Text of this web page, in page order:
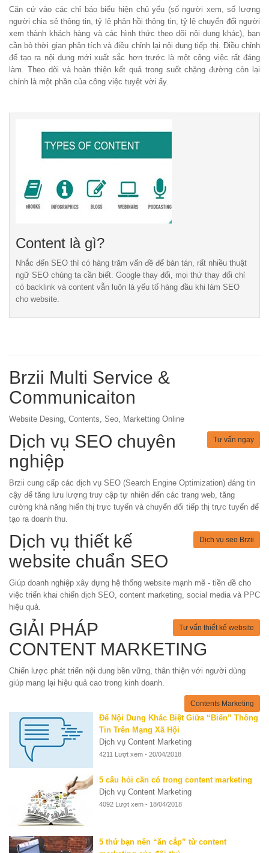
Căn cứ vào các chỉ báo biểu hiện chủ yếu (số người xem, số lượng
người chia sẻ thông tin, tỷ lệ phản hồi thông tin, tỷ lệ chuyển đổi người
xem thành khách hàng và các hình thức theo dõi nội dung khác), bạn
cần bỏ thời gian phân tích và điều chỉnh lại nội dung tiếp thị. Điều chỉnh
để tạo ra nội dung mới xuất sắc hơn trước là một công việc rất đáng
làm. Theo dõi và hoàn thiện kết quả trong suốt chặng đường còn lại
chính là một phần của công việc tuyệt vời ấy.
Content là gì?
Nhắc đến SEO thì có hàng trăm vấn đề để bàn tán, rất nhiều thuật
ngữ SEO chúng ta cần biết. Google thay đổi, mọi thứ thay đổi chỉ
có backlink và content vẫn luôn là yếu tố hàng đầu khi làm SEO
cho website.
Brzii Multi Service &
Communicaiton
Website Desing, Contents, Seo, Marketting Online
Tư vấn ngay
Dịch vụ SEO chuyên
nghiệp
Brzii cung cấp các dịch vụ SEO (Search Engine Optimization) đáng tin
cậy để tăng lưu lượng truy cập tự nhiên đến các trang web, tăng
cường khả năng hiển thị trực tuyến và chuyển đổi tiếp thị trực tuyến để
tạo ra doanh thu.
Dịch vụ seo Brzii
Dịch vụ thiết kế
website chuẩn SEO
Giúp doanh nghiệp xây dựng hệ thống website mạnh mẽ - tiền đề cho
việc triển khai chiến dịch SEO, content marketing, social media và PPC
hiệu quả.
Tư vấn thiết kế website
GIẢI PHÁP
CONTENT MARKETING
Chiến lược phát triển nội dung bền vững, thân thiện với người dùng
giúp mang lại hiệu quả cao trong kinh doanh.
Contents Marketing
Để Nội Dung Khác Biệt Giữa “Biển” Thông
Tin Trên Mạng Xã Hội
Dịch vụ Content Marketing
4211 Lượt xem - 20/04/2018
5 câu hỏi cần có trong content marketing
Dịch vụ Content Marketing
4092 Lượt xem - 18/04/2018
5 thứ bạn nên “ăn cắp” từ content